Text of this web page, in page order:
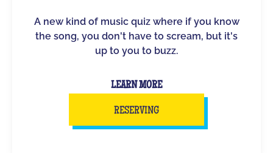
A new kind of music quiz where if you know
the song, you don't have to scream, but it's
up to you to buzz.
LEARN MORE
RESERVING